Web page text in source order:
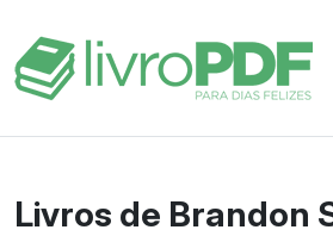
Livros de Brandon